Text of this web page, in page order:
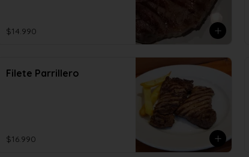
$14.990
Filete Parrillero
$16.990